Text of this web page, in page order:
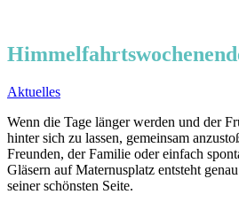
Aktuelles
Wenn die Tage länger werden und der
hinter sich zu lassen, gemeinsam
Freunden, der Familie oder einfach
Gläsern auf Maternusplatz entsteht
seiner schönsten Seite.